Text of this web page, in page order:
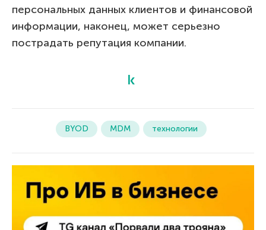
персональных данных клиентов и финансовой
информации, наконец, может серьезно
пострадать репутация компании.
BYOD MDM технологии